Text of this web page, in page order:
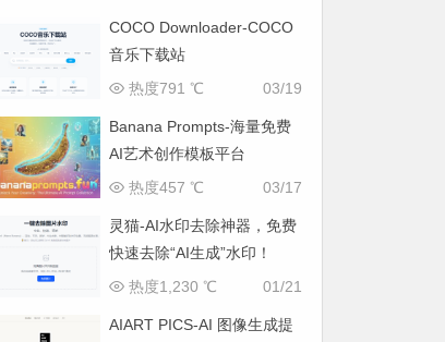
COCO Downloader-COCO
音乐下载站
03/19
热度791 ℃
Banana Prompts-海量免费
AI艺术创作模板平台
03/17
热度457 ℃
灵猫-AI水印去除神器，免费
快速去除“AI生成”水印！
01/21
热度1,230 ℃
AIART PICS-AI 图像生成提